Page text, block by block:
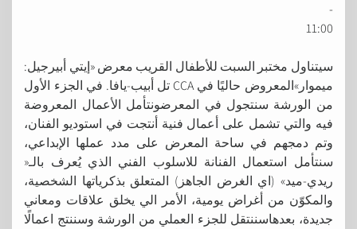
-
11:00
سيتناول مختبر السبت للأطفال القريب معرض «إيتي أبيرجيل:
ميموار»المعروض حاليًا في CCA تل أبيب-يافا. في الجزء الأول
من الورشة سنتجول في المعرضونتأمل الأعمال المعروضة
فيه والتي تشمل على أعمال فنية أنتجت في استوديو الفنان،
وتم دمجهم في ساحة المعرض على مدد عملها الإبداعي،
سنتأمل استعمال الفنانة للاسلوب الفني الذي يُعرف بالـ«
ريدي-ميد» (اي الغرض الجاهز) المتعلق بذكرياتها الشخصية،
والمكوّن من أغراض يومية، الأمر الي يخلق علاقات ومعاني
جديدة، بعدهاسننتقل للجزء العملي من الورشة وسننتج اعمالًا